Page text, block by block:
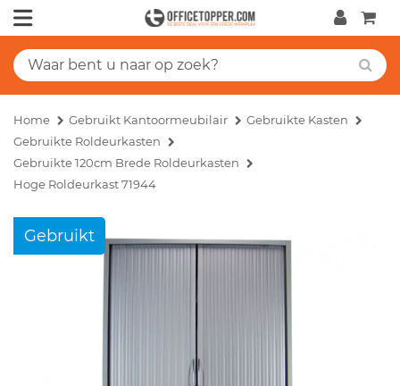
Home Gebruikt Kantoormeubilair
Gebruikte Kasten
Gebruikte Roldeurkasten
Gebruikte 120cm Brede Roldeurkasten
Hoge Roldeurkast 71944
Gebruikt